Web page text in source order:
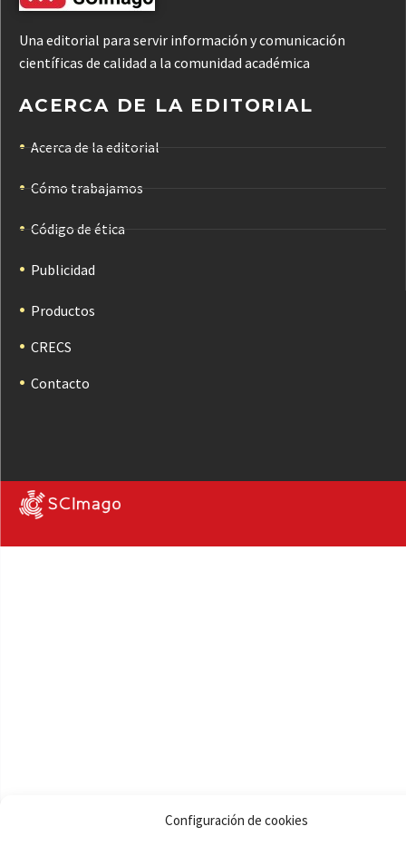
Configuración de cookies
Una editorial para servir información y comunicación
científicas de calidad a la comunidad académica
ACERCA DE LA EDITORIAL
Acerca de la editorial
Cómo trabajamos
Código de ética
Publicidad
Productos
CRECS
Contacto